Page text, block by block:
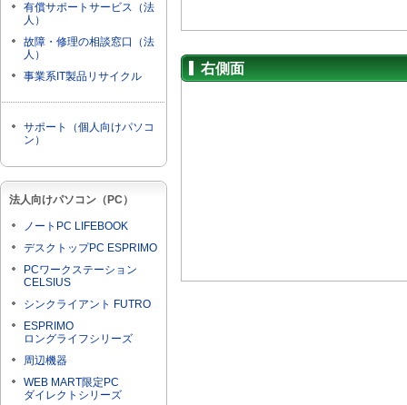
有償サポートサービス（法
人）
故障・修理の相談窓口（法
人）
事業系IT製品リサイクル
サポート（個人向けパソコ
ン）
法人向けパソコン（PC）
ノートPC LIFEBOOK
デスクトップPC ESPRIMO
PCワークステーション
CELSIUS
シンクライアント FUTRO
ESPRIMO
ロングライフシリーズ
周辺機器
WEB MART限定PC
ダイレクトシリーズ
右側面